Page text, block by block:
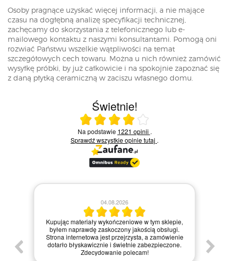
Osoby pragnące uzyskać więcej informacji, a nie mające
czasu na dogłębną analizę specyfikacji technicznej,
zachęcamy do skorzystania z telefonicznego lub e-
mailowego kontaktu z naszymi konsultantami. Pomogą oni
rozwiać Państwu wszelkie wątpliwości na temat
szczegółowych cech towaru. Można u nich również zamówić
wysyłkę próbki, by już całkowicie i na spokojnie zapoznać się
z daną płytką ceramiczną w zaciszu własnego domu.
Świetnie!
Ocena średnia 4 na 5
Na podstawie 1221 opinii .
Sprawdź wszystkie opinietutaj .
Zamówienie zrealizowane błyskawicznie, a
materiały dotarły w idealnym stanie. Strona
internetowa jest bardzo intuicyjna, co ułatwiło mi
zakupy, a dodatkowo paczka była starannie
zapakowana. Zdecydowanie polecam ten sklep
każdemu, kto szuka jakości i profesjonalnej obsługi!